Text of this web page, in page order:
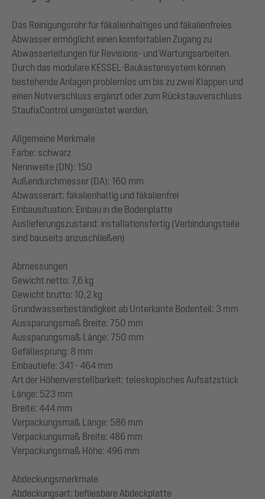
Das Reinigungsrohr für fäkalienhaltiges und fäkalienfreies
Abwasser ermöglicht einen komfortablen Zugang zu
Abwasserleitungen für Revisions- und Wartungsarbeiten.
Durch das modulare KESSEL-Baukastensystem können
bestehende Anlagen problemlos um bis zu zwei Klappen und
einen Notverschluss ergänzt oder zum Rückstauverschluss
StaufixControl umgerüstet werden.
Allgemeine Merkmale
Farbe: schwarz
Nennweite (DN): 150
Außendurchmesser (DA): 160 mm
Abwasserart: fäkalienhaltig und fäkalienfrei
Einbausituation: Einbau in die Bodenplatte
Auslieferungszustand: installationsfertig (Verbindungsteile
sind bauseits anzuschließen)
Abmessungen
Gewicht netto: 7,6 kg
Gewicht brutto: 10,2 kg
Grundwasserbeständigkeit ab Unterkante Bodenteil: 3 mm
Aussparungsmaß Breite: 750 mm
Aussparungsmaß Länge: 750 mm
Gefällesprung: 8 mm
Einbautiefe: 341 - 464 mm
Art der Höhenverstellbarkeit: teleskopisches Aufsatzstück
Länge: 523 mm
Breite: 444 mm
Verpackungsmaß Länge: 586 mm
Verpackungsmaß Breite: 486 mm
Verpackungsmaß Höhe: 496 mm
Abdeckungsmerkmale
Abdeckungsart: befliesbare Abdeckplatte